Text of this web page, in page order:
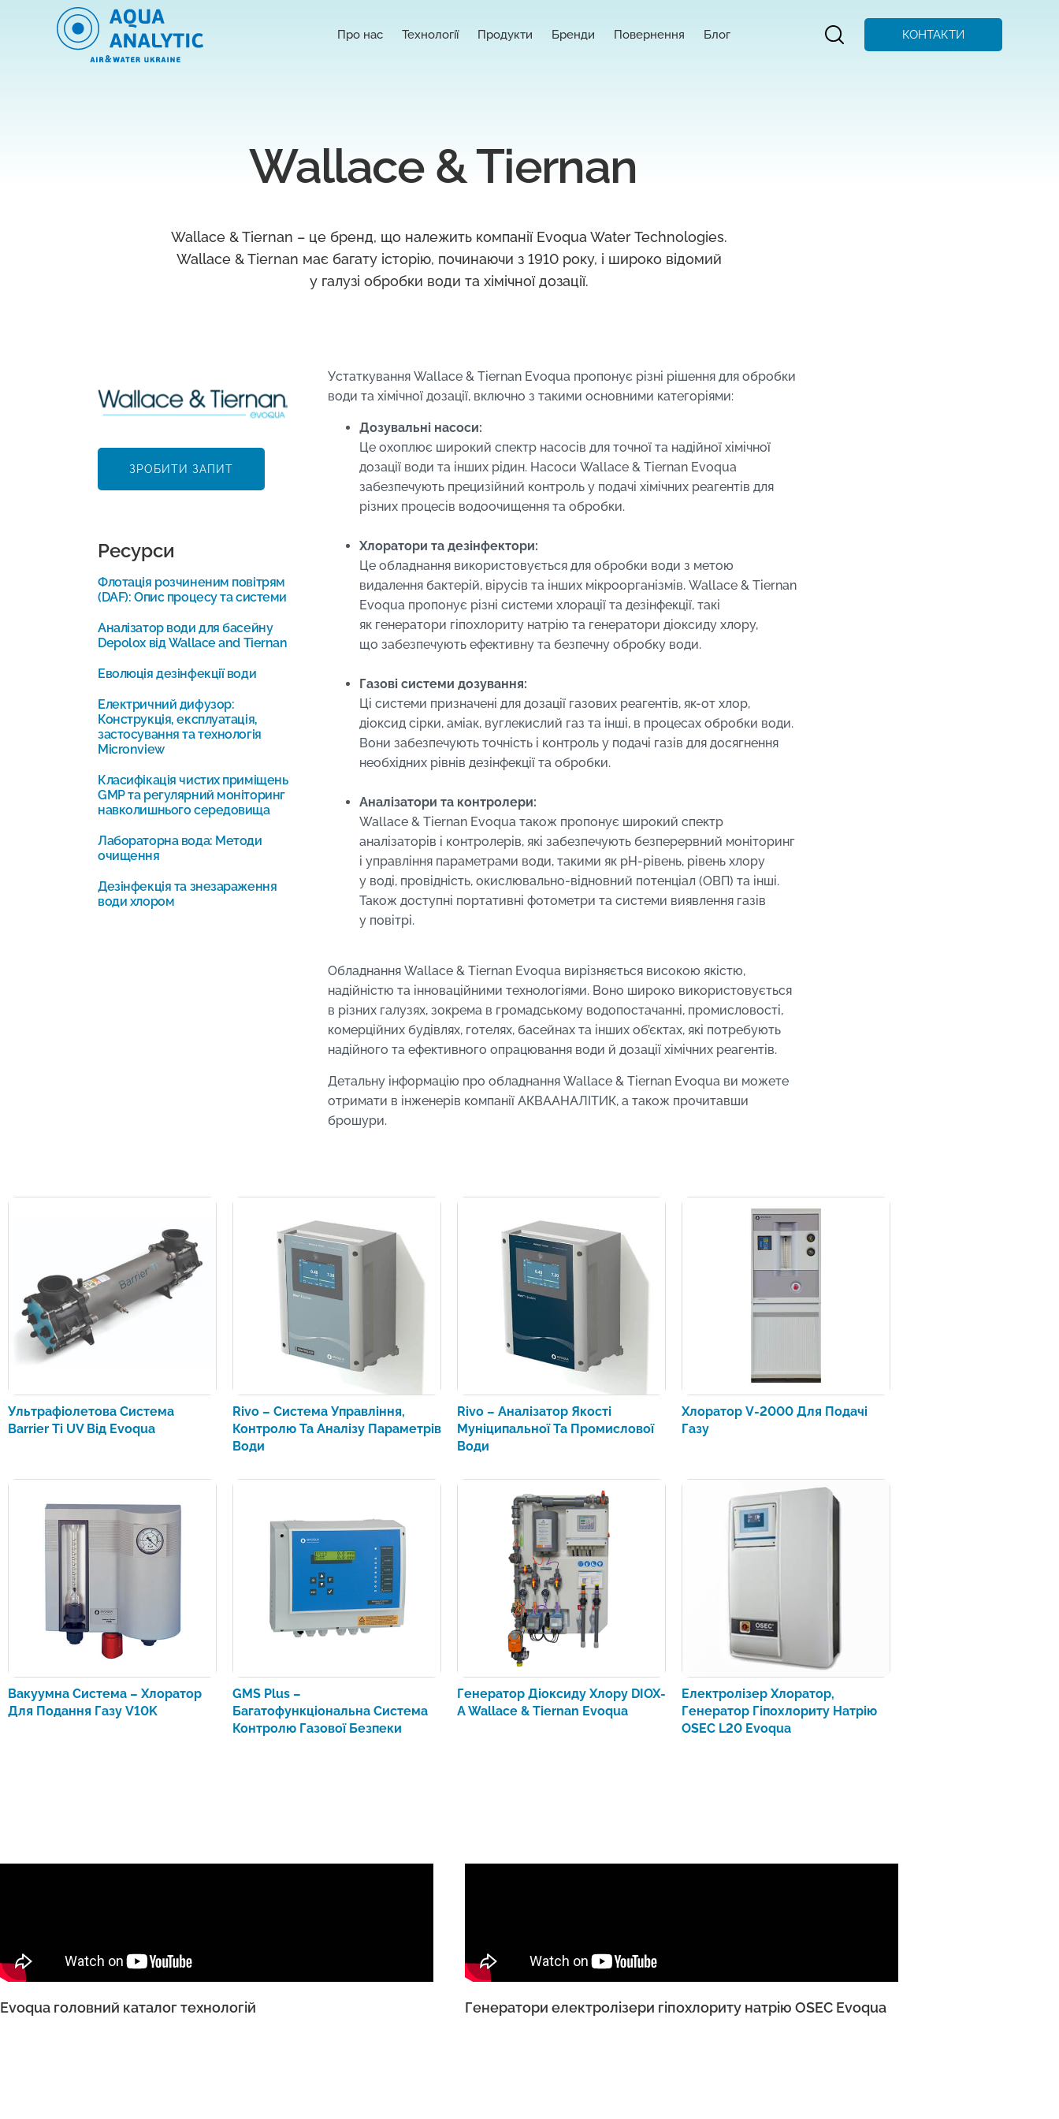
Про нас Технології Продукти Бренди Повернення Блог КОНТАКТИ
Wallace & Tiernan
Wallace & Tiernan – це бренд, що належить компанії Evoqua Water Technologies.
Wallace & Tiernan має багату історію, починаючи з 1910 року, і широко відомий
у галузі обробки води та хімічної дозації.
ЗРОБИТИ ЗАПИТ
Ресурси
Флотація розчиненим повітрям
(DAF): Опис процесу та системи
Аналізатор води для басейну
Depolox від Wallace and Tiernan
Еволюція дезінфекції води
Електричний дифузор:
Конструкція, експлуатація,
застосування та технологія
Micronview
Класифікація чистих приміщень
GMP та регулярний моніторинг
навколишнього середовища
Лабораторна вода: Методи
очищення
Дезінфекція та знезараження
води хлором
Устаткування Wallace & Tiernan Evoqua пропонує різні рішення для обробки
води та хімічної дозації, включно з такими основними категоріями:
Дозувальні насоси:
Це охоплює широкий спектр насосів для точної та надійної хімічної
дозації води та інших рідин. Насоси Wallace & Tiernan Evoqua
забезпечують прецизійний контроль у подачі хімічних реагентів для
різних процесів водоочищення та обробки.
Хлоратори та дезінфектори:
Це обладнання використовується для обробки води з метою
видалення бактерій, вірусів та інших мікроорганізмів. Wallace & Tiernan
Evoqua пропонує різні системи хлорації та дезінфекції, такі
як генератори гіпохлориту натрію та генератори діоксиду хлору,
що забезпечують ефективну та безпечну обробку води.
Газові системи дозування:
Ці системи призначені для дозації газових реагентів, як-от хлор,
діоксид сірки, аміак, вуглекислий газ та інші, в процесах обробки води.
Вони забезпечують точність і контроль у подачі газів для досягнення
необхідних рівнів дезінфекції та обробки.
Аналізатори та контролери:
Wallace & Tiernan Evoqua також пропонує широкий спектр
аналізаторів і контролерів, які забезпечують безперервний моніторинг
і управління параметрами води, такими як pH-рівень, рівень хлору
у воді, провідність, окислювально-відновний потенціал (ОВП) та інші.
Також доступні портативні фотометри та системи виявлення газів
у повітрі.
Обладнання Wallace & Tiernan Evoqua вирізняється високою якістю,
надійністю та інноваційними технологіями. Воно широко використовується
в різних галузях, зокрема в громадському водопостачанні, промисловості,
комерційних будівлях, готелях, басейнах та інших об’єктах, які потребують
надійного та ефективного опрацювання води й дозації хімічних реагентів.
Детальну інформацію про обладнання Wallace & Tiernan Evoqua ви можете
отримати в інженерів компанії АКВААНАЛІТИК, а також прочитавши
брошури.
Ультрафіолетова Система
Barrier Ti UV Від Evoqua
Rivo – Система Управління,
Контролю Та Аналізу Параметрів
Води
Rivo – Аналізатор Якості
Муніципальної Та Промислової
Води
Хлоратор V-2000 Для Подачі
Газу
Вакуумна Система – Хлоратор
Для Подання Газу V10K
GMS Plus –
Багатофункціональна Система
Контролю Газової Безпеки
Генератор Діоксиду Хлору DIOX-
A Wallace & Tiernan Evoqua
Електролізер Хлоратор,
Генератор Гіпохлориту Натрію
OSEC L20 Evoqua
Evoqua головний каталог технологій Генератори електролізери гіпохлориту натрію OSEC Evoqua